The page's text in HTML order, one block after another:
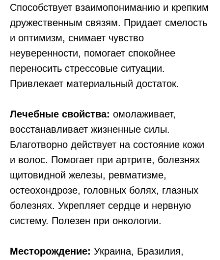
Способствует взаимопониманию и крепким
дружественным связям. Придает смелость
и оптимизм, снимает чувство
неуверенности, помогает спокойнее
переносить стрессовые ситуации.
Привлекает материальный достаток.
Лечебные свойства: омолаживает,
восстанавливает жизненные силы.
Благотворно действует на состояние кожи
и волос. Помогает при артрите, болезнях
щитовидной железы, ревматизме,
остеохондрозе, головных болях, глазных
болезнях. Укрепляет сердце и нервную
систему. Полезен при онкологии.
Месторождение: Украина, Бразилия,